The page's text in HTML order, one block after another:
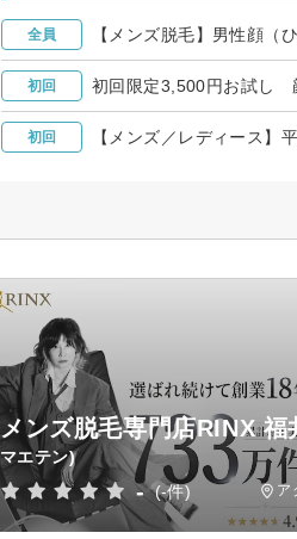
全員 【メンズ脱毛】男性顔（
初回 初回限定3,500円お試し
初回 【メンズ／レディース
メンズ脱毛専門店RINX
マエテン)
- (-件) ア